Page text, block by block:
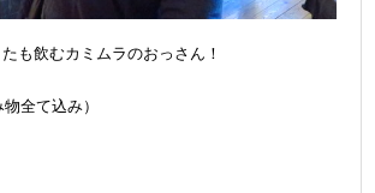
も飲むカミムラのおっさん！
全て込み）